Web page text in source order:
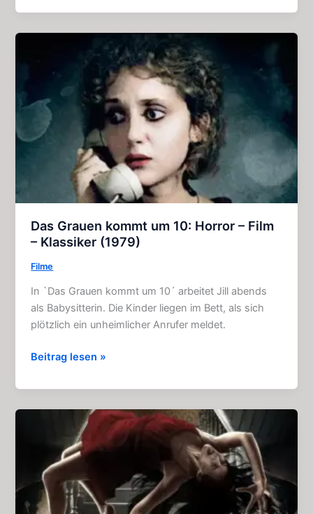
Hörspiel
(Gruselkabinett
Das Grauen kommt um 10: Horror – Film
– Klassiker (1979)
Filme
In `Das Grauen kommt um 10´ arbeitet Jill abends
als Babysitterin. Die Kinder liegen im Bett, als sich
plötzlich ein unheimlicher Anrufer meldet.
Das
kommt
um
Film
Klassiker
Beitrag lesen »